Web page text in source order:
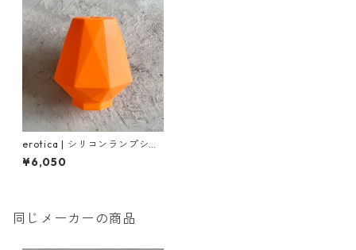
erotica | シリコンランプシェ
ード（Umber）
¥6,050
同じメーカーの商品